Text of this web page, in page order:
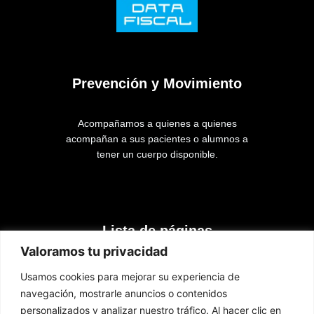
Valoramos tu privacidad
Usamos cookies para mejorar su experiencia de
navegación, mostrarle anuncios o contenidos
personalizados y analizar nuestro tráfico. Al hacer clic en
Prevención y Movimiento
Acompañamos a quienes a quienes
acompañan a sus pacientes o alumnos a
tener un cuerpo disponible.
Lista de páginas